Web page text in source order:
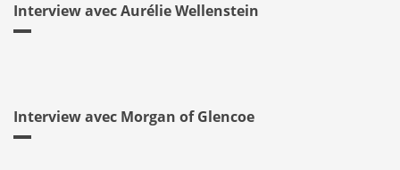
Interview avec Aurélie Wellenstein
Interview avec Morgan of Glencoe